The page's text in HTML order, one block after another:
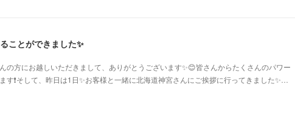
ことができました✨
の方にお越しいただきまして、ありがとうございます✨😊皆さんからたくさんのパワー
す❗️そして、昨日は1日✨お客様と一緒に北海道神宮さんにご挨拶に行ってきました✨…